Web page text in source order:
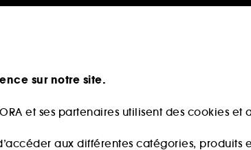
36,00€
Nouveauté
sur notre site.
et ses partenaires utilisent des cookies et
aux différentes catégories, produits